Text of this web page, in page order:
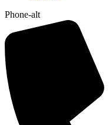
Phone-alt